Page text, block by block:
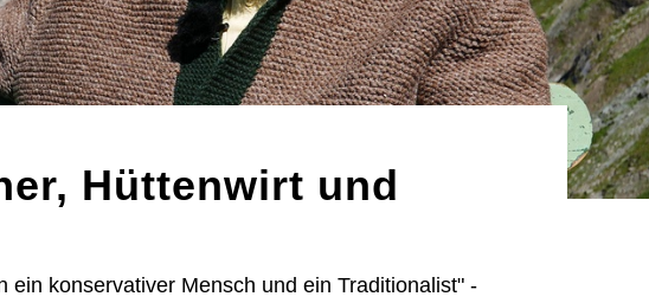
Hüttenwirt und
ein konservativer Mensch und ein Traditionalist" -